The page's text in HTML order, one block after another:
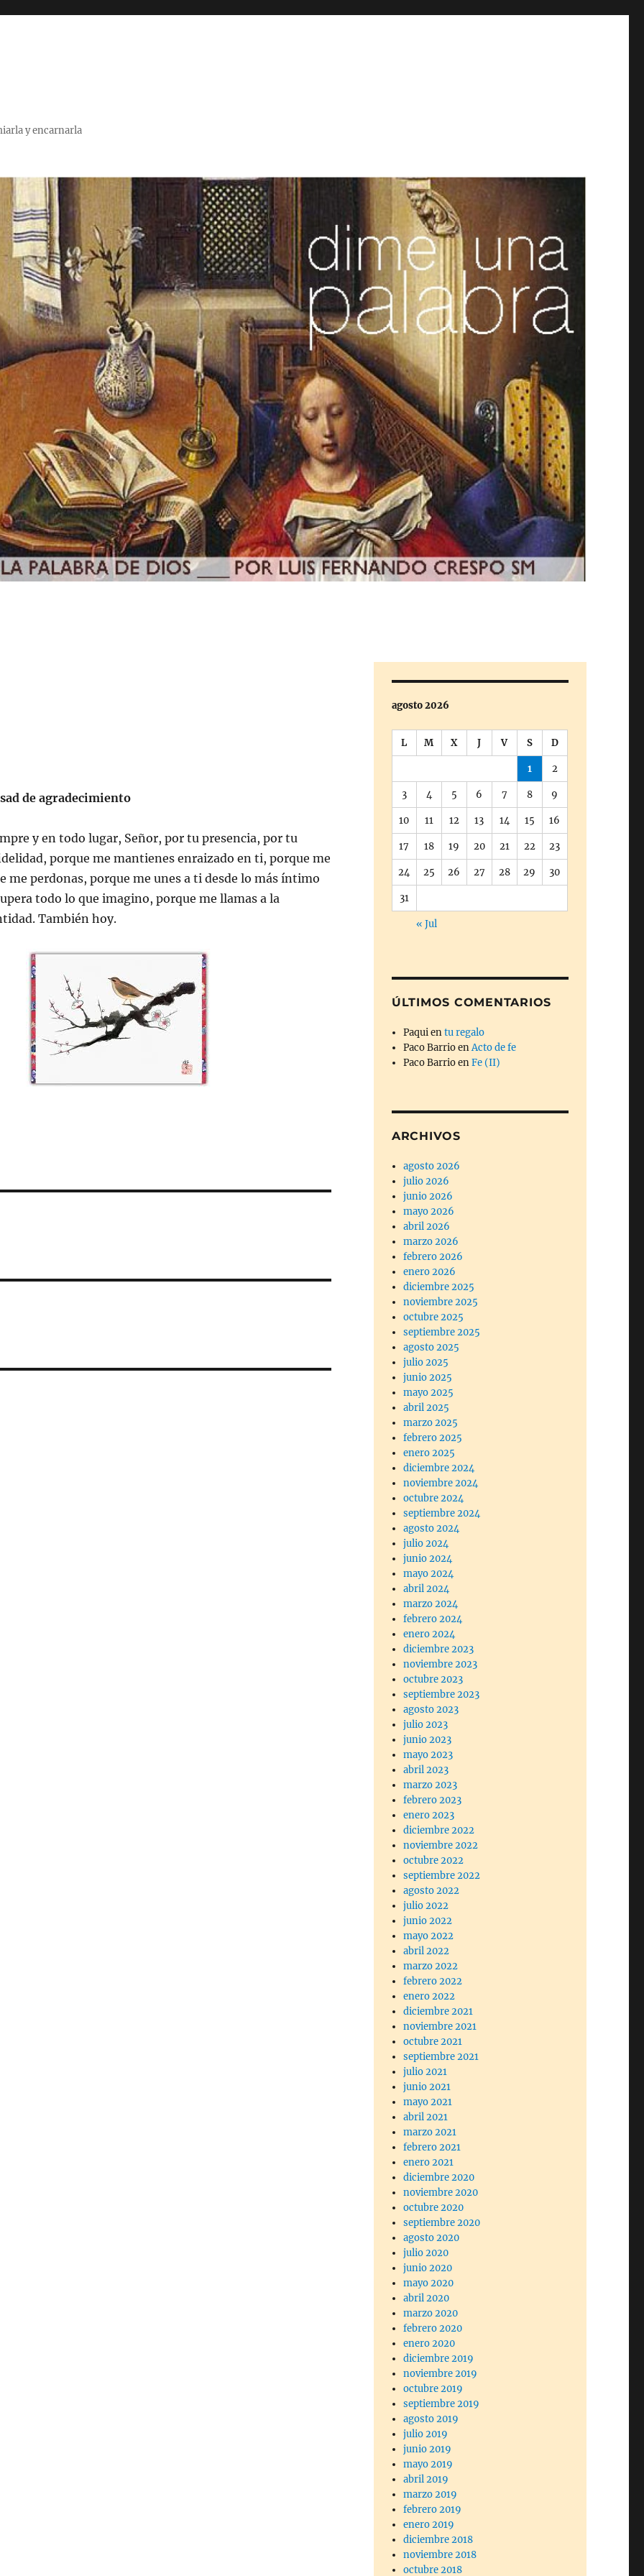
y encarnarla
de agradecimiento
y en todo lugar, Señor, por tu presencia, por tu
porque me mantienes enraizado en ti, porque me
me perdonas, porque me unes a ti desde lo más íntimo
todo lo que imagino, porque me llamas a la
También hoy.
agosto 2026
L M X J V S D
1 2
3 4 5 6 7 8 9
10 11 12 13 14 15 16
17 18 19 20 21 22 23
24 25 26 27 28 29 30
31
« Jul
ÚLTIMOS COMENTARIOS
Paquientu regalo
Paco BarrioenActo de fe
Paco BarrioenFe (II)
ARCHIVOS
agosto 2026
julio 2026
junio 2026
mayo 2026
abril 2026
marzo 2026
febrero 2026
enero 2026
diciembre 2025
noviembre 2025
octubre 2025
septiembre 2025
agosto 2025
julio 2025
junio 2025
mayo 2025
abril 2025
marzo 2025
febrero 2025
enero 2025
diciembre 2024
noviembre 2024
octubre 2024
septiembre 2024
agosto 2024
julio 2024
junio 2024
mayo 2024
abril 2024
marzo 2024
febrero 2024
enero 2024
diciembre 2023
noviembre 2023
octubre 2023
septiembre 2023
agosto 2023
julio 2023
junio 2023
mayo 2023
abril 2023
marzo 2023
febrero 2023
enero 2023
diciembre 2022
noviembre 2022
octubre 2022
septiembre 2022
agosto 2022
julio 2022
junio 2022
mayo 2022
abril 2022
marzo 2022
febrero 2022
enero 2022
diciembre 2021
noviembre 2021
octubre 2021
septiembre 2021
julio 2021
junio 2021
mayo 2021
abril 2021
marzo 2021
febrero 2021
enero 2021
diciembre 2020
noviembre 2020
octubre 2020
septiembre 2020
agosto 2020
julio 2020
junio 2020
mayo 2020
abril 2020
marzo 2020
febrero 2020
enero 2020
diciembre 2019
noviembre 2019
octubre 2019
septiembre 2019
agosto 2019
julio 2019
junio 2019
mayo 2019
abril 2019
marzo 2019
febrero 2019
enero 2019
diciembre 2018
noviembre 2018
octubre 2018